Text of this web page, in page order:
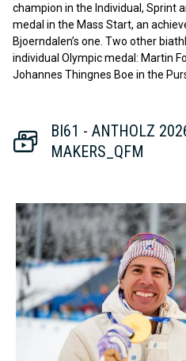
champion in the Individual, Sprint
medal in the Mass Start, an
Bjoerndalen’s one. Two other
individual Olympic medal: Martin
Johannes Thingnes Boe in the
BI61 - ANTHOLZ
MAKERS_QFM